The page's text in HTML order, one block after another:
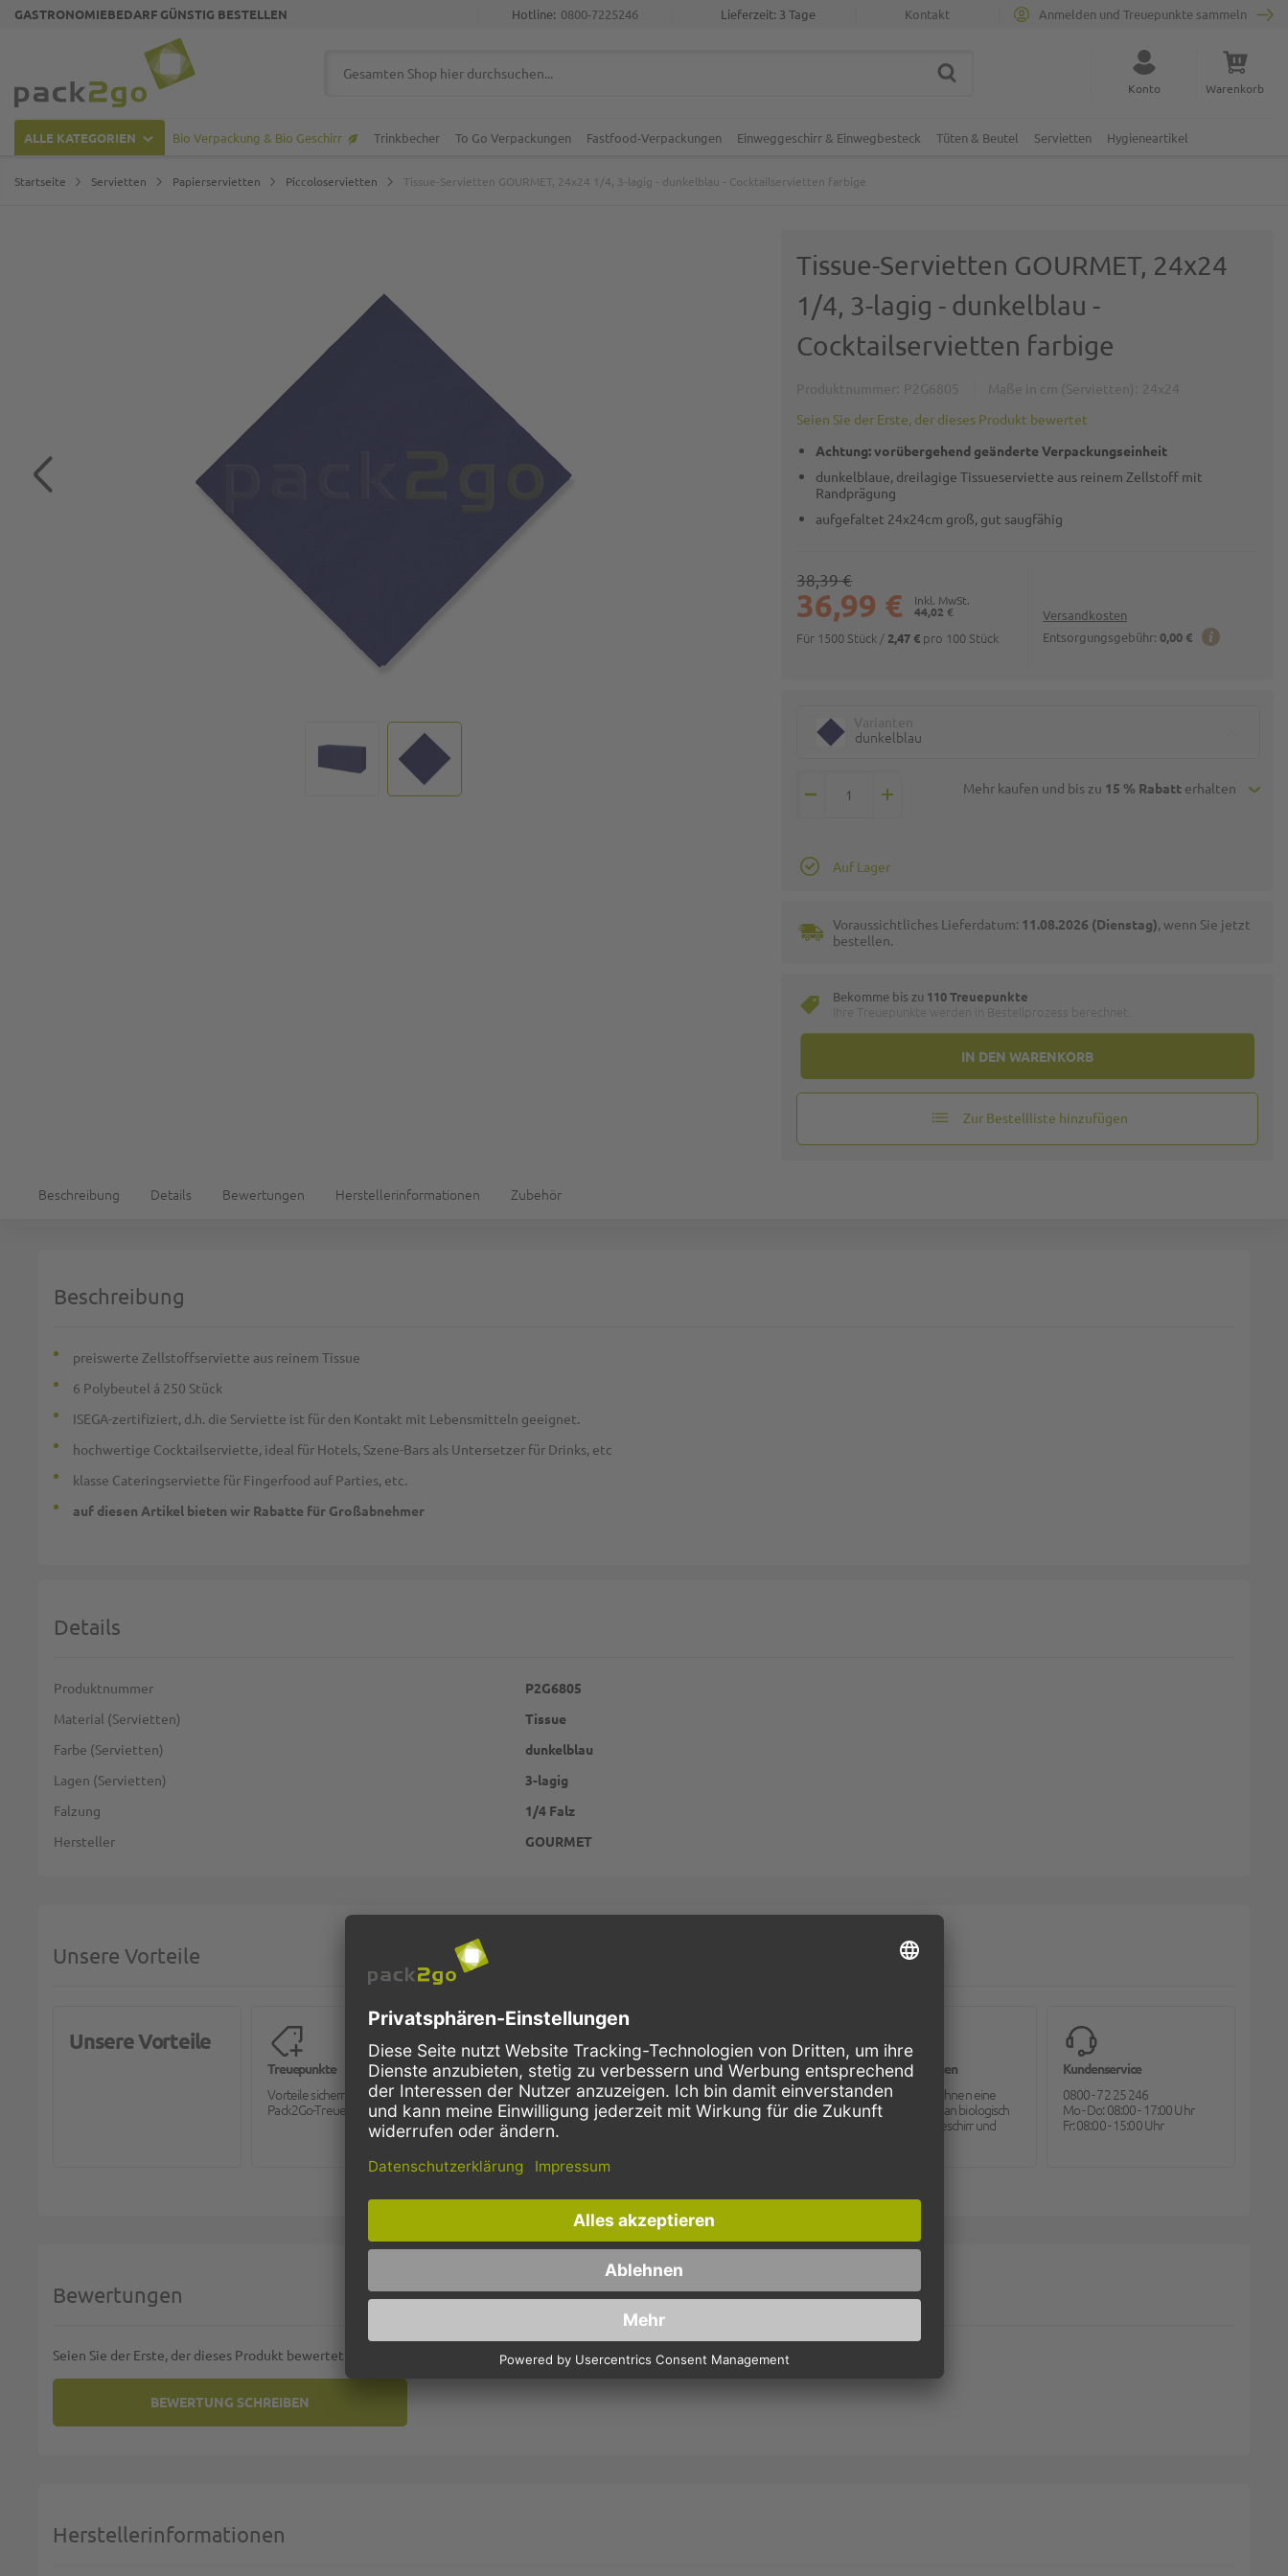
GASTRONOMIEBEDARF GÜNSTIG BESTELLEN Kontakt
Lieferzeit: 3 Tage
Hotline: 0800-7225246 Anmelden und Treuepunkte sammeln
Suche schließen
SUCHE Konto Warenkorb
ALLE KATEGORIEN Bio Verpackung & Bio Geschirr Trinkbecher To Go Verpackungen Fastfood-Verpackungen Einweggeschirr & Einwegbesteck Tüten & Beutel Servietten Hygieneartikel
Startseite Servietten Papierservietten Piccoloservietten Tissue-Servietten GOURMET, 24x24 1/4, 3-lagig - dunkelblau - Cocktailservietten farbige
Tissue-Servietten GOURMET, 24x24
1/4, 3-lagig - dunkelblau -
Cocktailservietten farbige
Seien Sie der Erste, der dieses Produkt bewertet
Achtung: vorübergehend geänderte Verpackungseinheit
dunkelblaue, dreilagige Tissueserviette aus reinem Zellstoff mit
Randprägung
aufgefaltet 24x24cm groß, gut saugfähig
Versandkosten
Entsorgungsgebühr: 0,00 €
44,02 €
36,99 €
38,39 €
Für 1500 Stück / 2,47 € pro 100 Stück
dunkelblau
Mehr kaufen und bis zu 15 % Rabatterhalten
IN DEN WARENKORB
Auf Lager
Voraussichtliches Lieferdatum: 11.08.2026 (Dienstag), wenn Sie jetzt
bestellen.
Bekomme bis zu 110 Treuepunkte
Zur Bestellliste hinzufügen
Beschreibung Details Bewertungen Herstellerinformationen Zubehör
Beschreibung
preiswerte Zellstoffserviette aus reinem Tissue
6 Polybeutel á 250 Stück
ISEGA-zertifiziert, d.h. die Serviette ist für den Kontakt mit Lebensmitteln geeignet.
hochwertige Cocktailserviette, ideal für Hotels, Szene-Bars als Untersetzer für Drinks, etc
klasse Cateringserviette für Fingerfood auf Parties, etc.
auf diesen Artikel bieten wir Rabatte für Großabnehmer
Details
Weitere Informationen
Produktnummer
P2G6805
Material (Servietten)
Tissue
Farbe (Servietten)
dunkelblau
Lagen (Servietten)
3-lagig
Falzung
1/4 Falz
Hersteller
GOURMET
Unsere Vorteile
Unsere Vorteile
Treuepunkte
Vorteile sichern mit dem
Pack2Go-Treueprogramm.
Schnelle Lieferung
Bestellungen bis 10 Uhr,
werden in der Regel noch am
selben Tag verschickt.
Kostenloser Versand
Innerhalb Deutschlands, bei
Bestellungen ab 150,- Euro
Netto-Warenwert.
Bioverpackungen
Pack2go bietet Ihnen eine
große Auswahl an biologisch
abbaubarem Geschirr und
Kundenservice
0800 - 72 25 246
Mo - Do: 08:00 - 17:00 Uhr
Fr: 08:00 - 15:00 Uhr
Bewertungen
Seien Sie der Erste, der dieses Produkt bewertet
BEWERTUNG SCHREIBEN
Herstellerinformationen